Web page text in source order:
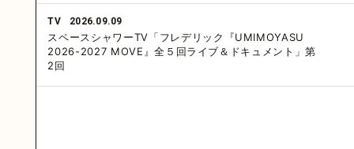
TV 2026.09.09
スペースシャワーTV「フレデリック『UMIMOYASU
2026-2027 MOVE』全５回ライブ＆ドキュメント」第
2回